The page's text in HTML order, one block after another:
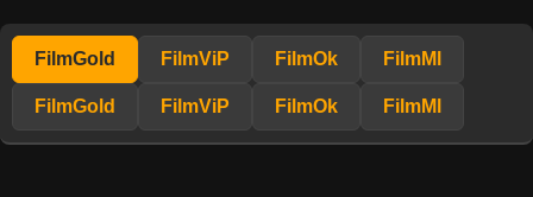
FilmGold FilmViP FilmOk FilmMl
FilmGold FilmViP FilmOk FilmMl